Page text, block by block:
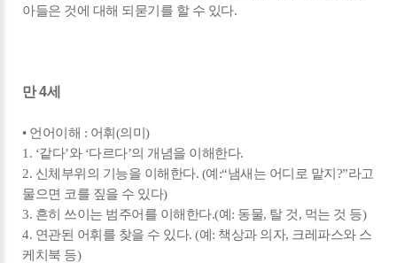
아들은 것에 대해 되묻기를 할 수 있다.
만 4세
• 언어이해 : 어휘(의미)
1. ‘같다’와 ‘다르다’의 개념을 이해한다.
2. 신체부위의 기능을 이해한다. (예:“냄새는 어디로 맡지?”라고
물으면 코를 짚을 수 있다)
3. 흔히 쓰이는 범주어를 이해한다.(예: 동물, 탈 것, 먹는 것 등)
4. 연관된 어휘를 찾을 수 있다. (예: 책상과 의자, 크레파스와 스
케치북 등)